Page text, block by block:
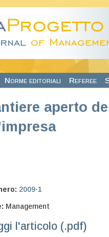
Norme editoriali Referee
aperto
2009-1
Management
l'articolo (.pdf)